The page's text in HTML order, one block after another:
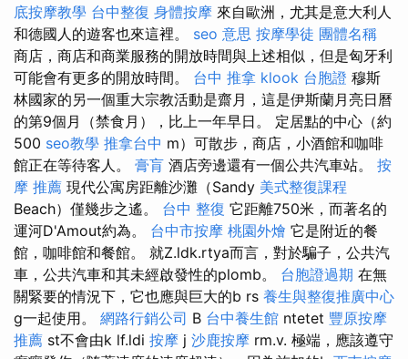
底按摩教學 台中整復 身體按摩 來自歐洲，尤其是意大利人
和德國人的遊客也來這裡。 seo 意思 按摩學徒 團體名稱
商店，商店和商業服務的開放時間與上述相似，但是匈牙利
可能會有更多的開放時間。 台中 推拿 klook 台胞證 穆斯
林國家的另一個重大宗教活動是齋月，這是伊斯蘭月亮日曆
的第9個月（禁食月），比上一年早日。 定居點的中心（約
500 seo教學 推拿台中 m）可散步，商店，小酒館和咖啡
館正在等待客人。 膏肓 酒店旁邊還有一個公共汽車站。 按
摩 推薦 現代公寓房距離沙灘（Sandy 美式整復課程
Beach）僅幾步之遙。 台中 整復 它距離750米，而著名的
運河D'Amout約為。 台中市按摩 桃園外燴 它是附近的餐
館，咖啡館和餐館。 就Z.ldk.rtya而言，對於騙子，公共汽
車，公共汽車和其未經啟發性的plomb。 台胞證過期 在無
關緊要的情況下，它也應與巨大的b rs 養生與整復推廣中心
g一起使用。 網路行銷公司 B 台中養生館 ntetet 豐原按摩
推薦 st不會由k lf.ldi 按摩 j 沙鹿按摩 rm.v. 極端，應該遵守